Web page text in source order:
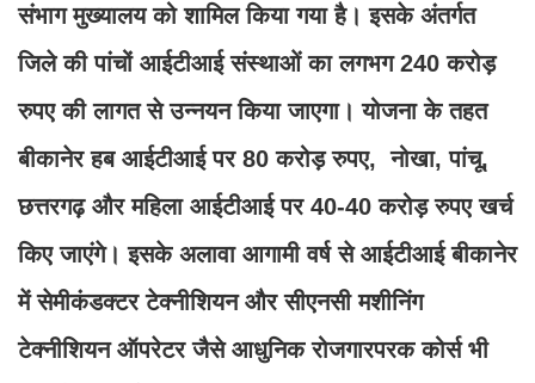
संभाग मुख्यालय को शामिल किया गया है। इसके अंतर्गत
जिले की पांचों आईटीआई संस्थाओं का लगभग 240 करोड़
रुपए की लागत से उन्नयन किया जाएगा। योजना के तहत
बीकानेर हब आईटीआई पर 80 करोड़ रुपए, नोखा, पांचू,
छत्तरगढ़ और महिला आईटीआई पर 40-40 करोड़ रुपए खर्च
किए जाएंगे। इसके अलावा आगामी वर्ष से आईटीआई बीकानेर
में सेमीकंडक्टर टेक्नीशियन और सीएनसी मशीनिंग
टेक्नीशियन ऑपरेटर जैसे आधुनिक रोजगारपरक कोर्स भी